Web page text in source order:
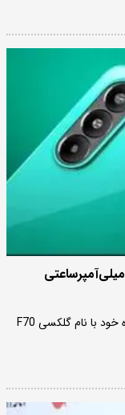
سامسونگ از گلکسی F70 پرو با باتری ۶۰۰۰ میلی‌آمپرساعتی
سامسونگ به‌طور رسمی از جدیدترین گوشی میان‌رده خود با نام گلکسی F70